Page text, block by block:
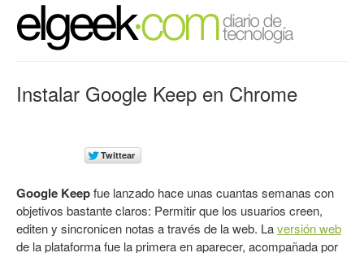
Instalar Google Keep en Chrome
Google Keepfue lanzado hace unas cuantas semanas con
objetivos bastante claros: Permitir que los usuarios creen,
editen y sincronicen notas a través de la web. Laversión web
de la plataforma fue la primera en aparecer, acompañada por